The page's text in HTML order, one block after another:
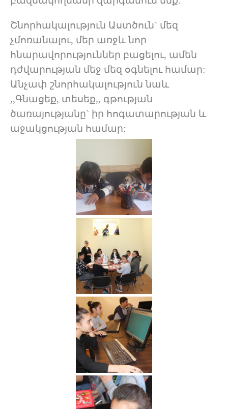
Շնորհակալություն Աստծուն` մեզ
չմոռանալու, մեր առջև նոր
հնարավորություններ բացելու, ամեն
դժվարության մեջ մեզ օգնելու համար:
Անչափ շնորհակալություն նաև
,,Գնացեք, տեսեք,, գթության
ծառայությանը` իր հոգատարության և
աջակցության համար: